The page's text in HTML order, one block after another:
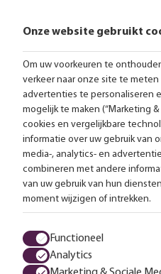
Volg ons online:
Gratis bezorging vanaf 99,-
Advies op maat
Meer dan 25.000 lampen op
4.57 uit 2853
Algemene voorwaarden
Onze website gebruikt
Om uw voorkeuren te
verkeer naar onze site te meten
advertenties te personaliseren
mogelijk te maken (“Marketing
cookies en vergelijkbare
informatie over uw gebruik van
media-, analytics- en
combineren met andere
van uw gebruik van hun
moment wijzigen of intrekken.
Functioneel
Analytics